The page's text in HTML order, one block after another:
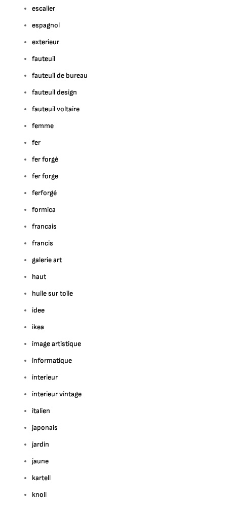
escalier
espagnol
exterieur
fauteuil
fauteuil de bureau
fauteuil design
fauteuil voltaire
femme
fer
fer forgé
fer forge
ferforgé
formica
francais
francis
galerie art
haut
huile sur toile
idee
ikea
image artistique
informatique
interieur
interieur vintage
italien
japonais
jardin
jaune
kartell
knoll